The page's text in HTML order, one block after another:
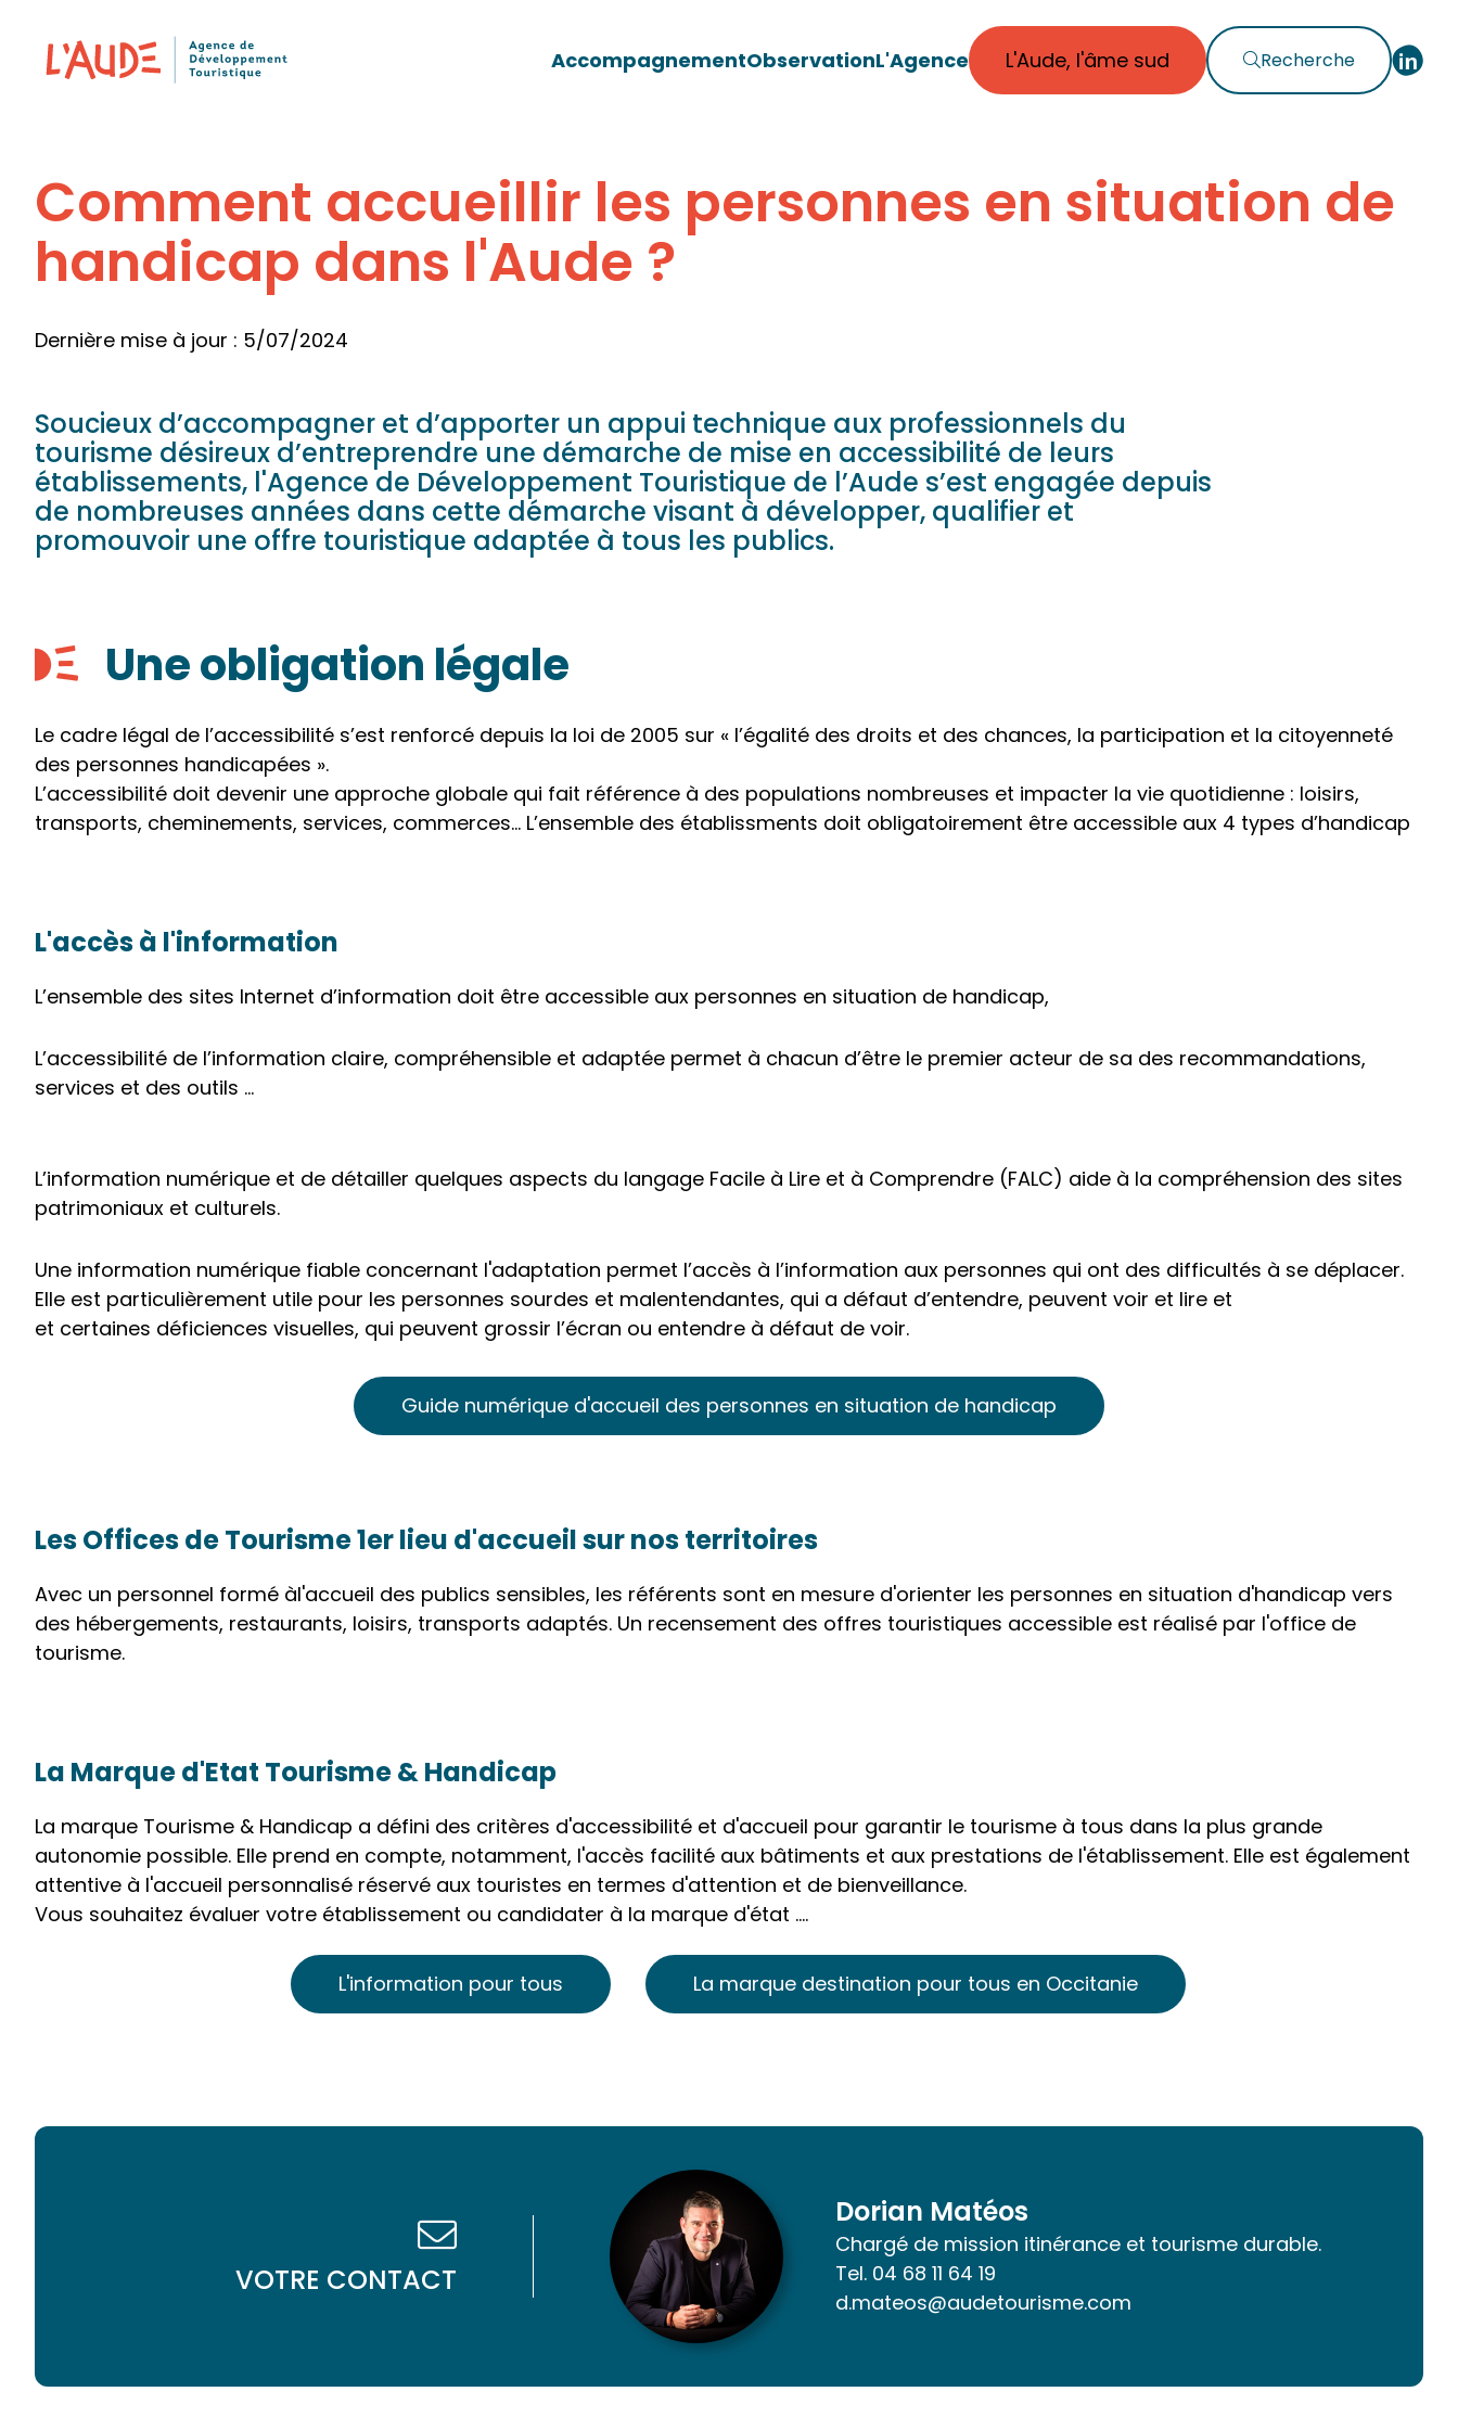
AccompagnementObservationL'Agence L'Aude, l'âme sud Recherche
Comment accueillir les personnes en situation de
handicap dans l'Aude ?
Dernière mise à jour : 5/07/2024
Soucieux d’accompagner et d’apporter un appui technique aux professionnels du
tourisme désireux d’entreprendre une démarche de mise en accessibilité de leurs
établissements, l'Agence de Développement Touristique de l’Aude s’est engagée depuis
de nombreuses années dans cette démarche visant à développer, qualifier et
promouvoir une offre touristique adaptée à tous les publics.
Une obligation légale
Le cadre légal de l’accessibilité s’est renforcé depuis la loi de 2005 sur « l’égalité des droits et des chances, la participation et la citoyenneté
des personnes handicapées ».
L’accessibilité doit devenir une approche globale qui fait référence à des populations nombreuses et impacter la vie quotidienne : loisirs,
transports, cheminements, services, commerces… L’ensemble des établissments doit obligatoirement être accessible aux 4 types d’handicap
L'accès à l'information
L’ensemble des sites Internet d’information doit être accessible aux personnes en situation de handicap,
L’accessibilité de l’information claire, compréhensible et adaptée permet à chacun d’être le premier acteur de sa des recommandations,
services et des outils ...
L’information numérique et de détailler quelques aspects du langage Facile à Lire et à Comprendre (FALC) aide à la compréhension des sites
patrimoniaux et culturels.
Une information numérique fiable concernant l'adaptation permet l’accès à l’information aux personnes qui ont des difficultés à se déplacer.
Elle est particulièrement utile pour les personnes sourdes et malentendantes, qui a défaut d’entendre, peuvent voir et lire et
et certaines déficiences visuelles, qui peuvent grossir l’écran ou entendre à défaut de voir.
Guide numérique d'accueil des personnes en situation de handicap
Les Offices de Tourisme 1er lieu d'accueil sur nos territoires
Avec un personnel formé àl'accueil des publics sensibles, les référents sont en mesure d'orienter les personnes en situation d'handicap vers
des hébergements, restaurants, loisirs, transports adaptés. Un recensement des offres touristiques accessible est réalisé par l'office de
tourisme.
La Marque d'Etat Tourisme & Handicap
La marque Tourisme & Handicap a défini des critères d'accessibilité et d'accueil pour garantir le tourisme à tous dans la plus grande
autonomie possible. Elle prend en compte, notamment, l'accès facilité aux bâtiments et aux prestations de l'établissement. Elle est également
attentive à l'accueil personnalisé réservé aux touristes en termes d'attention et de bienveillance.
Vous souhaitez évaluer votre établissement ou candidater à la marque d'état ....
L'information pour tous La marque destination pour tous en Occitanie
VOTRE CONTACT
Dorian Matéos
Chargé de mission itinérance et tourisme durable.
Tel. 04 68 11 64 19
d.mateos@audetourisme.com